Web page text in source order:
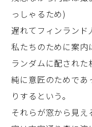
っしゃるため)
遅れてフィンランド
私たちのために案内
ランダムに配され
純に意匠のためであ
りするという。
それらが窓から見